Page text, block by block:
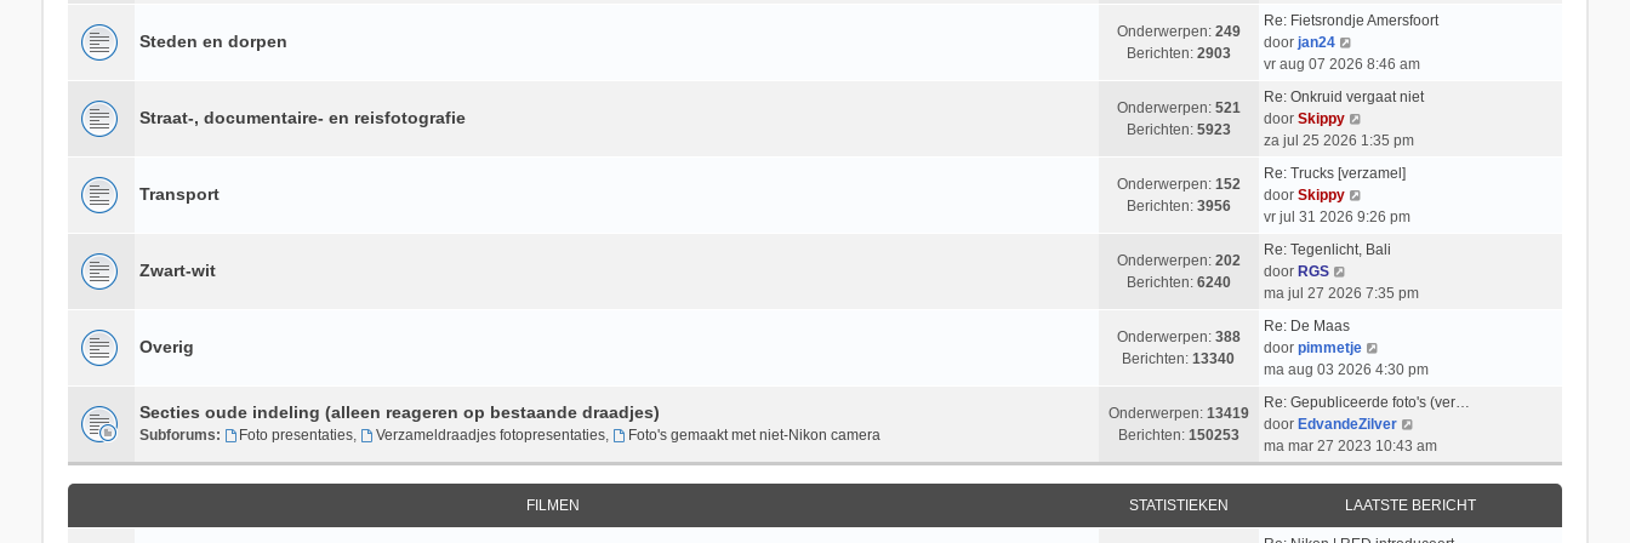
c
t
b
r
c
t
s
e
b
r
l
a
s
t
e
b
e
r
c
t
i
k
l
a
s
e
r
t
Steden en dorpen Onderwerpen: 249
Berichten: 2903
Re: Fietsrondje Amersfoort
door jan24
e
i
j
k
l
a
a
s
e
e
r
c
h
t
vr aug 07 2026 8:46 am
Straat-, documentaire- en reisfotografie Onderwerpen: 521
Berichten: 5923
Re: Onkruid vergaat niet
door Skippy
e
i
k
a
e
b
e
r
i
c
h
t
za jul 25 2026 1:35 pm
Transport Onderwerpen: 152
Berichten: 3956
Re: Trucks [verzamel]
door Skippy
e
k
a
a
s
t
e
e
vr jul 31 2026 9:26 pm
Zwart-wit Onderwerpen: 202
Berichten: 6240
Re: Tegenlicht, Bali
door RGS
e
i
j
k
l
a
a
t
s
t
e
ma jul 27 2026 7:35 pm
Overig Onderwerpen: 388
Berichten:13340
Re: De Maas
door pimmetje
e
i
j
k
a
ma aug 03 2026 4:30 pm
Secties oude indeling (alleen reageren op bestaande draadjes)
Subforums: Foto presentaties, Verzameldraadjes fotopresentaties, Foto's gemaakt met niet-Nikon camera
Onderwerpen: 13419
Berichten: 150253
Re: Gepubliceerde foto's (ver…
door EdvandeZilver
e
k
i
j
k
ma mar 27 2023 10:43 am
FILMEN STATISTIEKEN LAATSTE BERICHT